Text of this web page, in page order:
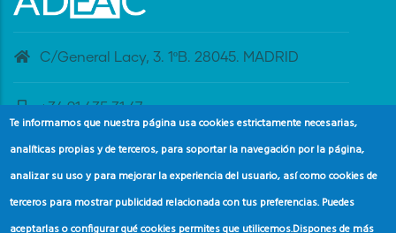
C/General Lacy, 3. 1ºB. 28045. MADRID
+34 91 435 31 47
banderaazul@adeac.es
Te informamos que nuestra página usa cookies estrictamente necesarias,
analíticas propias y de terceros, para soportar la navegación por la página,
analizar su uso y para mejorar la experiencia del usuario, así como cookies de
terceros para mostrar publicidad relacionada con tus preferencias. Puedes
aceptarlas o configurar qué cookies permites que utilicemos.Dispones de más